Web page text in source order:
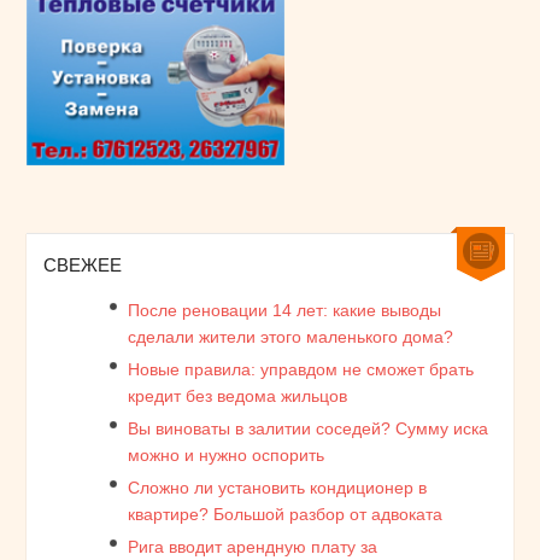
СВЕЖЕЕ
После реновации 14 лет: какие выводы
сделали жители этого маленького дома?
Новые правила: управдом не сможет брать
кредит без ведома жильцов
Вы виноваты в залитии соседей? Сумму иска
можно и нужно оспорить
Сложно ли установить кондиционер в
квартире? Большой разбор от адвоката
Рига вводит арендную плату за